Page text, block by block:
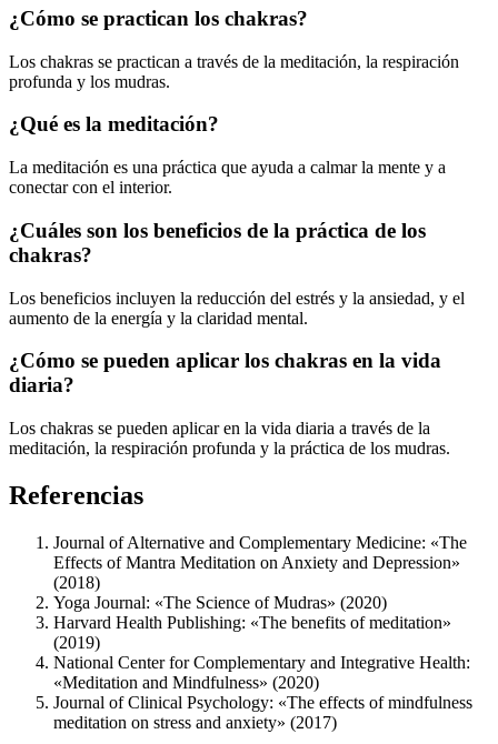
¿Cómo se practican los chakras?
Los chakras se practican a través de la meditación, la respiración
profunda y los mudras.
¿Qué es la meditación?
La meditación es una práctica que ayuda a calmar la mente y a
conectar con el interior.
¿Cuáles son los beneficios de la práctica de los
chakras?
Los beneficios incluyen la reducción del estrés y la ansiedad, y el
aumento de la energía y la claridad mental.
¿Cómo se pueden aplicar los chakras en la vida
diaria?
Los chakras se pueden aplicar en la vida diaria a través de la
meditación, la respiración profunda y la práctica de los mudras.
Referencias
Journal of Alternative and Complementary Medicine: «The
Effects of Mantra Meditation on Anxiety and Depression»
(2018)
Yoga Journal: «The Science of Mudras» (2020)
Harvard Health Publishing: «The benefits of meditation»
(2019)
National Center for Complementary and Integrative Health:
«Meditation and Mindfulness» (2020)
Journal of Clinical Psychology: «The effects of mindfulness
meditation on stress and anxiety» (2017)